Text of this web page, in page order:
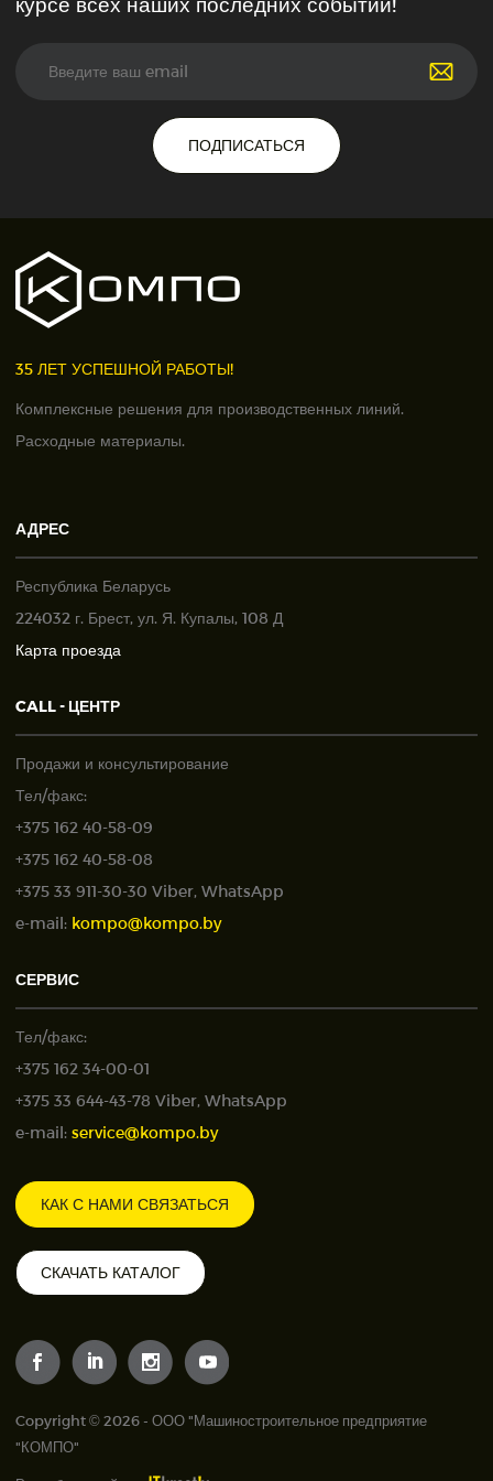
ПОДПИСАТЬСЯ
35 ЛЕТ УСПЕШНОЙ РАБОТЫ!
Комплексные решения для производственных линий.
Расходные материалы.
АДРЕС
Республика Беларусь
224032 г. Брест, ул. Я. Купалы, 108 Д
Карта проезда
CALL - ЦЕНТР
Продажи и консультирование
Тел/факс:
+375 162 40-58-09
+375 162 40-58-08
+375 33 911-30-30 Viber, WhatsApp
e-mail: kompo@kompo.by
СЕРВИС
Тел/факс:
+375 162 34-00-01
+375 33 644-43-78 Viber, WhatsApp
e-mail: service@kompo.by
КАК С НАМИ СВЯЗАТЬСЯ
СКАЧАТЬ КАТАЛОГ
Copyright © 2026 - ООО "Машиностроительное предприятие
"КОМПО"